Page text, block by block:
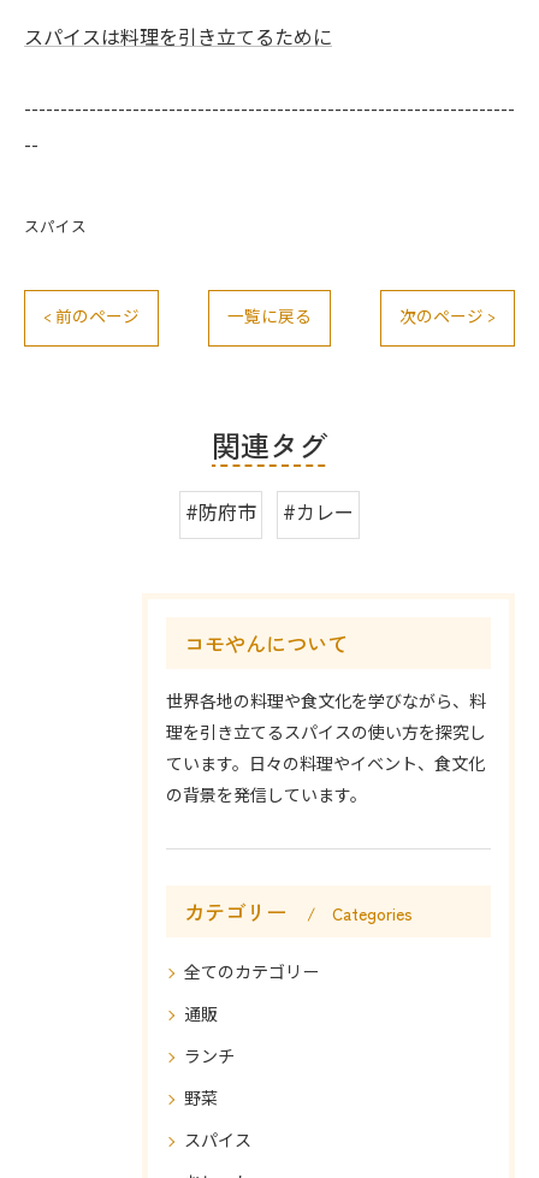
スパイスは料理を引き立てるために
--------------------------------------------------------------------
--
スパイス
< 前のページ 一覧に戻る 次のページ >
関連タグ
#防府市 #カレー
コモやんについて
世界各地の料理や食文化を学びながら、料
理を引き立てるスパイスの使い方を探究し
ています。日々の料理やイベント、食文化
の背景を発信しています。
カテゴリー Categories
全てのカテゴリー
通販
ランチ
野菜
スパイス